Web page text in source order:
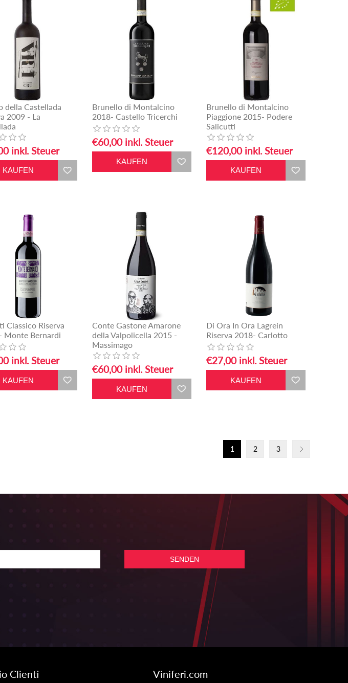
della Castellada
2009 - La
inkl. Steuer
Brunello di Montalcino
2018- Castello Tricerchi
€60,00 inkl. Steuer
Brunello di Montalcino
Piaggione 2015- Podere
Salicutti
€120,00 inkl. Steuer
Classico Riserva
Monte Bernardi
inkl. Steuer
Conte Gastone Amarone
della Valpolicella 2015 -
Massimago
€60,00 inkl. Steuer
Di Ora In Ora Lagrein
Riserva 2018- Carlotto
€27,00 inkl. Steuer
1 2 3
Clienti Viniferi.com